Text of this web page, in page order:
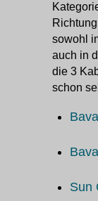
sowohl
auch in
die 3
schon
Sun